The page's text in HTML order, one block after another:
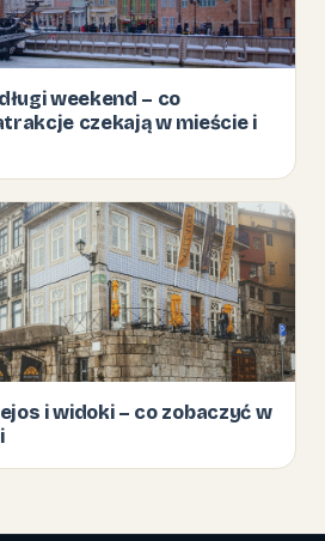
weekend – co
czekają w mieście i
i widoki – co zobaczyć w